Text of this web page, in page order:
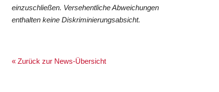
einzuschließen. Versehentliche Abweichungen
enthalten keine Diskriminierungsabsicht.
« Zurück zur News-Übersicht